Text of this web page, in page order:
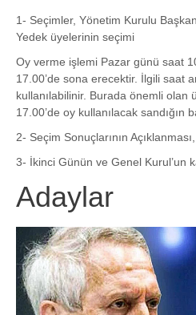
1- Seçimler, Yönetim Kurulu
Yedek üyelerinin seçimi
Oy verme işlemi Pazar günü saat
17.00’de sona erecektir. İlgili saat
kullanılabilinir. Burada önemli olan
17.00’de oy kullanılacak sandığın
2- Seçim Sonuçlarının Açıklanması,
3- İkinci Günün ve Genel Kurul’un
Adaylar